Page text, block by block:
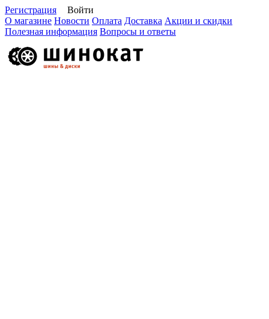
Регистрация
Войти
О магазине Новости Оплата Доставка Акции и скидки
Полезная информация Вопросы и ответы